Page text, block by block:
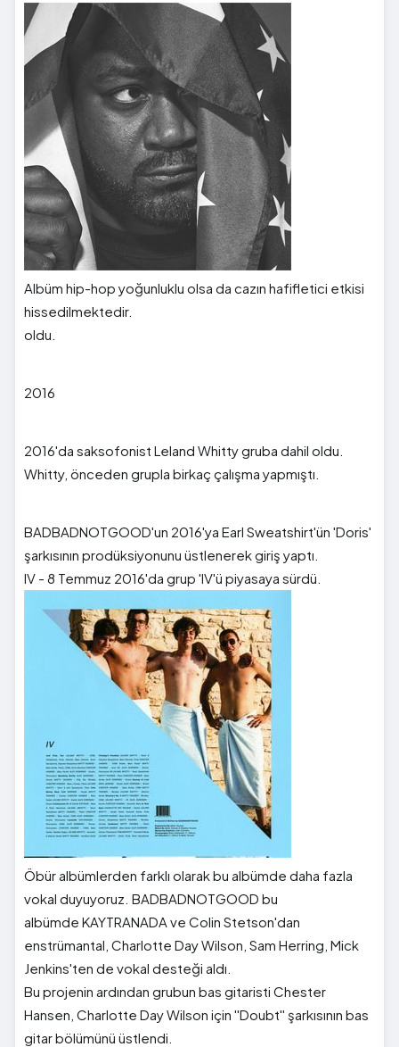
Albüm hip-hop yoğunluklu olsa da cazın hafifletici etkisi
hissedilmektedir.
oldu.
2016
2016'da saksofonist Leland Whitty gruba dahil oldu.
Whitty, önceden grupla birkaç çalışma yapmıştı.
BADBADNOTGOOD'un 2016'ya Earl Sweatshirt'ün 'Doris'
şarkısının prodüksiyonunu üstlenerek giriş yaptı.
IV - 8 Temmuz 2016'da grup 'IV'ü piyasaya sürdü.
Öbür albümlerden farklı olarak bu albümde daha fazla
vokal duyuyoruz. BADBADNOTGOOD bu
albümde KAYTRANADA ve Colin Stetson'dan
enstrümantal, Charlotte Day Wilson, Sam Herring, Mick
Jenkins'ten de vokal desteği aldı.
Bu projenin ardından grubun bas gitaristi Chester
Hansen, Charlotte Day Wilson için ''Doubt'' şarkısının bas
gitar bölümünü üstlendi.